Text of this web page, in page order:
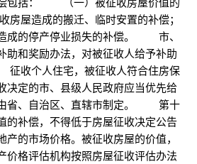
造成的搬迁、临时安置的补偿；
的停产停业损失的补偿。 市、
助和奖励办法，对被征收人给予补助
个人住宅，被征收人符合住房保
决定的市、县级人民政府应当优先给
省、自治区、直辖市制定。 第十
补偿，不得低于房屋征收决定公告
的市场价格。被征收房屋的价值，
价格评估机构按照房屋征收评估办法